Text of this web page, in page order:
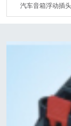
汽车音箱浮动插